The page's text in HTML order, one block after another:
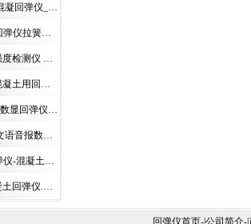
AT-3000型重型混凝​回弹仪_专业检测港口、隧道、矿山、桥梁​
回弹仪检定器-​回弹仪拉簧检定仪-铁路钢砧​测定机
回弹仪 混凝土强度检测仪 数显.AT135W一体式数字回弹仪
数字式回弹仪.混凝土用回弹仪的使用(图)
桥梁工程用高强数显回弹仪-江苏超声波​回弹仪的使用
回弹仪_可中英文语音报数回弹仪_数显回弹仪
回弹仪-数显回弹仪-混凝土​回弹仪的新用法(配图)
AT-450 高强混凝土回弹仪.主测高层建筑上的构件​
回弹仪首页-|公司简介-|